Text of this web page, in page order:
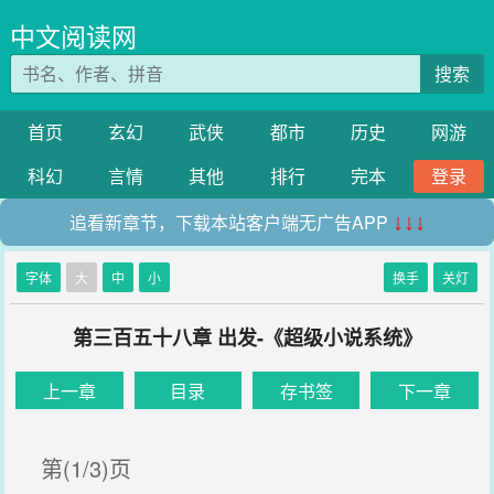
中文阅读网
搜索
首页 玄幻 武侠 都市 历史
网游
科幻
言情 其他 排行 完本
登录
追看新章节，下载本站客户端无广告APP ↓↓↓
字体 大 中 小 换手 关灯
第三百五十八章 出发-《超级小说系统》
上一章 目录 存书签 下一章
第(1/3)页